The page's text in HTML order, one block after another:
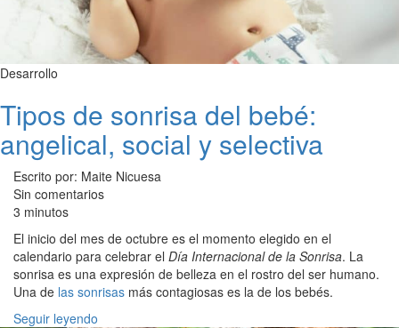
Desarrollo
Tipos de sonrisa del bebé:
angelical, social y selectiva
Escrito por: Maite Nicuesa
Sin comentarios
3 minutos
El inicio del mes de octubre es el momento elegido en el
calendario para celebrar el Día Internacional de la Sonrisa. La
sonrisa es una expresión de belleza en el rostro del ser humano.
Una de las sonrisas más contagiosas es la de los bebés.
Seguir leyendo